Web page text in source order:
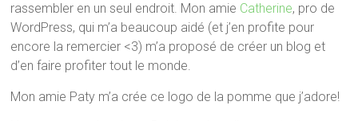
rassembler en un seul endroit. Mon amie Catherine, pro de
WordPress, qui m’a beaucoup aidé (et j’en profite pour
encore la remercier <3) m’a proposé de créer un blog et
d’en faire profiter tout le monde.
Mon amie Paty m’a crée ce logo de la pomme que j’adore!